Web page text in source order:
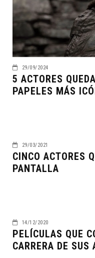
29/09/2024
5 ACTORES
PAPELES MÁS
29/03/2021
CINCO ACTORES
PANTALLA
14/12/2020
PELÍCULAS QUE
CARRERA DE SUS